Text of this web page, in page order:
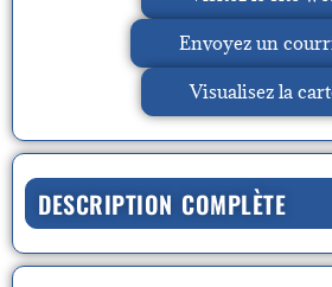
Envoyez un
Visualisez la
DESCRIPTION COMPLÈTE